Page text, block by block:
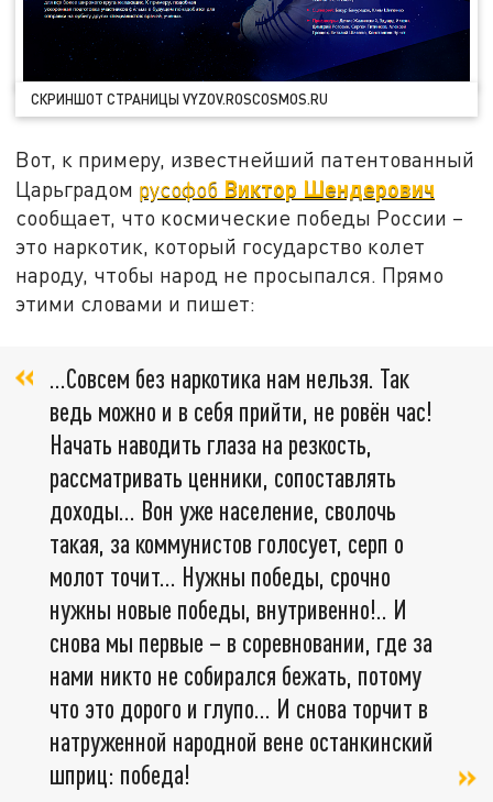
СКРИНШОТ СТРАНИЦЫ VYZOV.ROSCOSMOS.RU
Вот, к примеру, известнейший патентованный
Царьградом русофоб Виктор Шендерович
сообщает, что космические победы России –
это наркотик, который государство колет
народу, чтобы народ не просыпался. Прямо
этими словами и пишет:
…Совсем без наркотика нам нельзя. Так
ведь можно и в себя прийти, не ровён час!
Начать наводить глаза на резкость,
рассматривать ценники, сопоставлять
доходы… Вон уже население, сволочь
такая, за коммунистов голосует, серп о
молот точит… Нужны победы, срочно
нужны новые победы, внутривенно!.. И
снова мы первые – в соревновании, где за
нами никто не собирался бежать, потому
что это дорого и глупо… И снова торчит в
натруженной народной вене останкинский
шприц: победа!